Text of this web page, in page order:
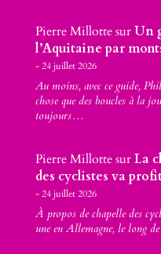
Pierre MillottesurUn
l’Aquitaine par
24 juillet 2026
Au moins, avec ce guide,
chose que des boucles à la
toujours…
Pierre MillottesurLa
des cyclistes va
24 juillet 2026
À propos de chapelle des
une en Allemagne, le long